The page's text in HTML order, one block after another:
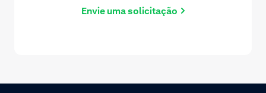
Envie uma solicitação